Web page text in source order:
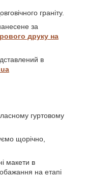
граніту.
за
друку на
в
гуртовому
щорічно,
макети в
на етапі